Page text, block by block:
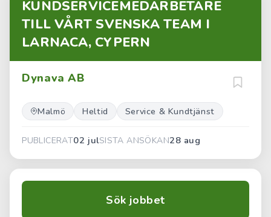
KUNDSERVICEMEDARBETARE
TILL VÅRT SVENSKA TEAM I
LARNACA, CYPERN
Dynava AB
Malmö Heltid Service & Kundtjänst
PUBLICERAT02 julSISTA ANSÖKAN28 aug
Sök jobbet